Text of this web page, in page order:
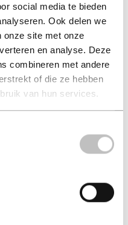
social media te bieden
Ook delen we
onze site met onze
en analyse. Deze
combineren met andere
of die ze hebben
van hun services.
the Heart